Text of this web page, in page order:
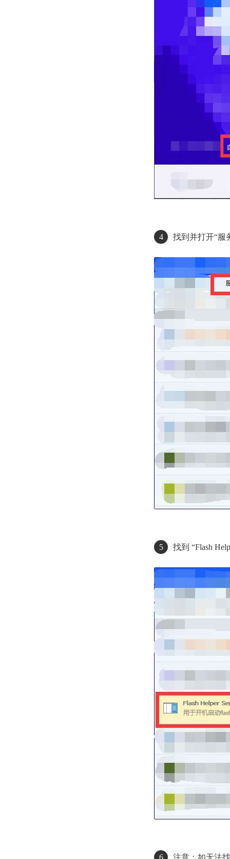
4 找到并打开“服
5 找到 “Flash
6 注意：如无法